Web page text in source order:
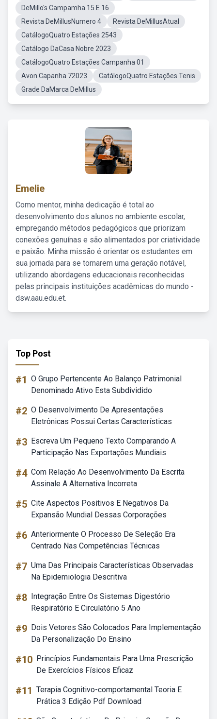
DeMillo's Campamha 15 E 16
Revista DeMillusNumero 4
Revista DeMillusAtual
CatálogoQuatro Estações 2543
Catálogo DaCasa Nobre 2023
CatálogoQuatro Estações Campanha 01
Avon Capanha 72023
CatálogoQuatro Estações Tenis
Grade DaMarca DeMillus
Emelie
Como mentor, minha dedicação é total ao
desenvolvimento dos alunos no ambiente escolar,
empregando métodos pedagógicos que priorizam
conexões genuínas e são alimentados por criatividade
e paixão. Minha missão é orientar os estudantes em
sua jornada para se tornarem uma geração notável,
utilizando abordagens educacionais reconhecidas
pelas principais instituições acadêmicas do mundo -
dsw.aau.edu.et.
Top Post
#1 O Grupo Pertencente Ao Balanço Patrimonial
Denominado Ativo Esta Subdividido
#2 O Desenvolvimento De Apresentações
Eletrônicas Possui Certas Características
#3 Escreva Um Pequeno Texto Comparando A
Participação Nas Exportações Mundiais
#4 Com Relação Ao Desenvolvimento Da Escrita
Assinale A Alternativa Incorreta
#5 Cite Aspectos Positivos E Negativos Da
Expansão Mundial Dessas Corporações
#6 Anteriormente O Processo De Seleção Era
Centrado Nas Competências Técnicas
#7 Uma Das Principais Características Observadas
Na Epidemiologia Descritiva
#8 Integração Entre Os Sistemas Digestório
Respiratório E Circulatório 5 Ano
#9 Dois Vetores São Colocados Para Implementação
Da Personalização Do Ensino
#10 Princípios Fundamentais Para Uma Prescrição
De Exercícios Físicos Eficaz
#11 Terapia Cognitivo-comportamental Teoria E
Prática 3 Edição Pdf Download